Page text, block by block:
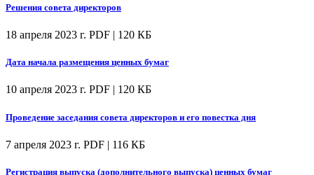
Решения совета директоров
18 апреля 2023 г. PDF | 120 КБ
Дата начала размещения ценных бумаг
10 апреля 2023 г. PDF | 120 КБ
Проведение заседания совета директоров и его повестка дня
7 апреля 2023 г. PDF | 116 КБ
Регистрация выпуска (дополнительного выпуска) ценных бумаг